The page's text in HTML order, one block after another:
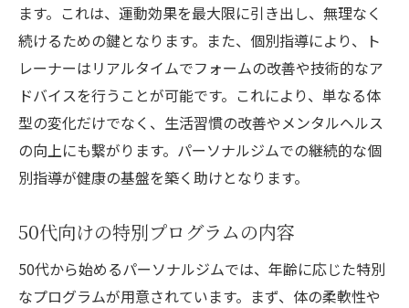
ます。これは、運動効果を最大限に引き出し、無理なく
続けるための鍵となります。また、個別指導により、ト
レーナーはリアルタイムでフォームの改善や技術的なア
ドバイスを行うことが可能です。これにより、単なる体
型の変化だけでなく、生活習慣の改善やメンタルヘルス
の向上にも繋がります。パーソナルジムでの継続的な個
別指導が健康の基盤を築く助けとなります。
50代向けの特別プログラムの内容
50代から始めるパーソナルジムでは、年齢に応じた特別
なプログラムが用意されています。まず、体の柔軟性や